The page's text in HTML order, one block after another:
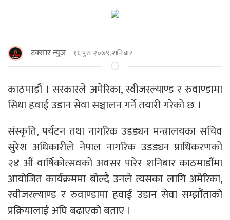
टक्सार न्युज १६ पुस २०७९, शनिबार
काठमाडौं । सरकारले अमेरिका, स्वीजरल्याण्ड र रुवाण्डामा
सिधा हवाई उडान सेवा सञ्चालन गर्ने तयारी गरेको छ ।
संस्कृति, पर्यटन तथा नागरिक उडड्यन मन्त्रालयका सचिव
सुरेश अधिकारीले नेपाल नागरिक उडड्यन प्राधिकरणको
२४ औं वार्षिकोत्सवको अवसर पारेर शनिबार काठमाडौंमा
आयोजित कार्यक्रममा बोल्दै उनले त्यसका लागि अमेरिका,
स्वीजरल्याण्ड र रुवाण्डामा हवाई उडान सेवा सम्झौंताको
प्रक्रियालाई अघि बढाएको बताए ।